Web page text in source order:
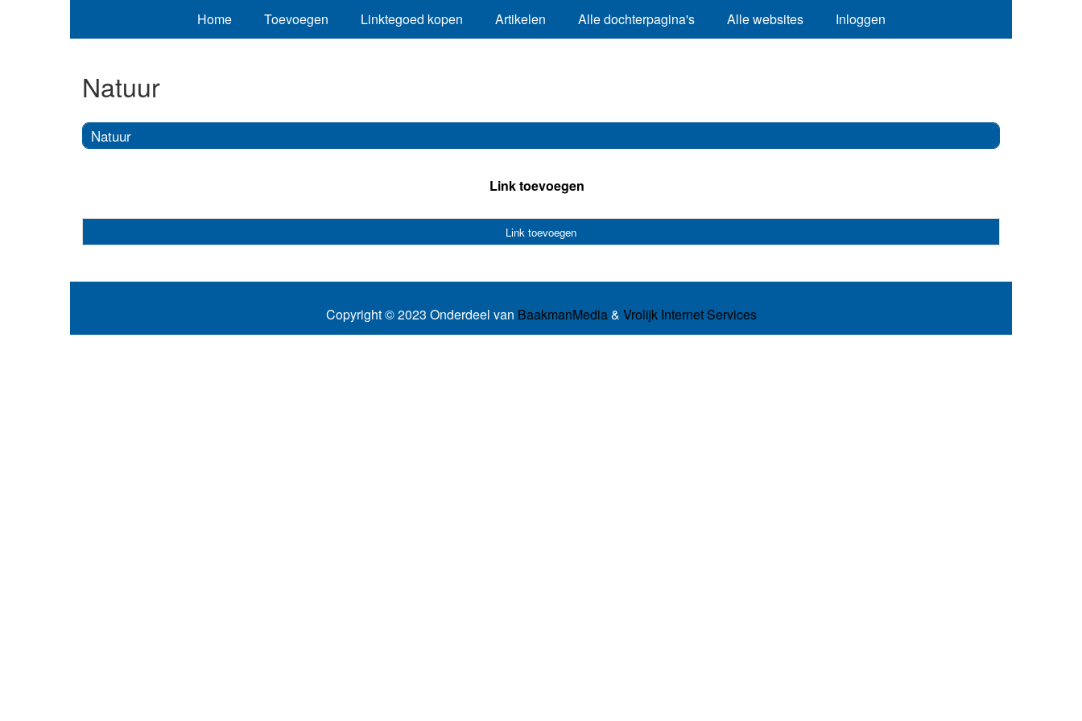
Home Toevoegen Linktegoed kopen Artikelen Alle dochterpagina's Alle websites Inloggen
Natuur
Natuur
Link toevoegen
Link toevoegen
Copyright © 2023 Onderdeel van BaakmanMedia& Vrolijk Internet Services